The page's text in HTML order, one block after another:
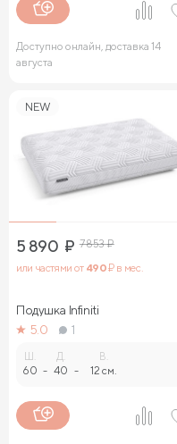
Доступно онлайн, доставка 14
августа
NEW
5 890 ₽ 7 853₽
или частями от 490₽ в мес.
Подушка Infiniti
5.0
1
60 -
Д.
40 -
В.
12 см.